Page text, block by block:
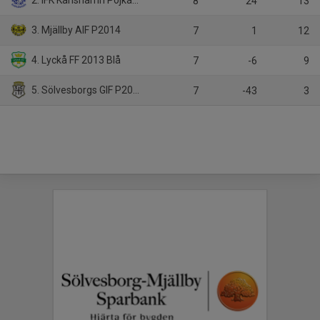
3. Mjällby AIF P2014 7 1 12
4. Lyckå FF 2013 Blå 7 -6 9
5. Sölvesborgs GIF P2013 Svart 7 -43 3